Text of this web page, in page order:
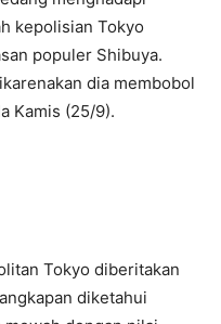
kepolisian Tokyo
populer Shibuya.
dia membobol
Kamis (25/9).
Tokyo diberitakan
diketahui